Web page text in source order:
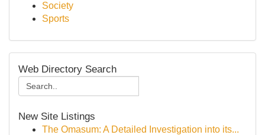
Society
Sports
Web Directory Search
New Site Listings
The Omasum: A Detailed Investigation into its...